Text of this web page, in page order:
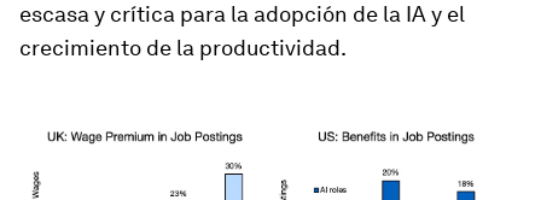
escasa y crítica para la adopción de la IA y el
crecimiento de la productividad.